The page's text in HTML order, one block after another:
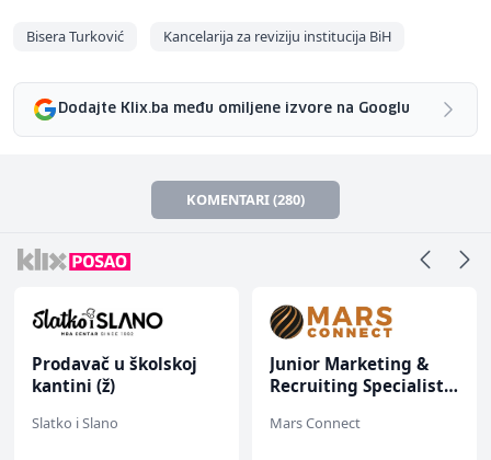
Bisera Turković Kancelarija za reviziju institucija BiH
Dodajte Klix.ba među omiljene izvore na Googlu
KOMENTARI (280)
Prodavač u školskoj
kantini (ž)
Slatko i Slano
Junior Marketing &
Recruiting Specialist
Mars Connect